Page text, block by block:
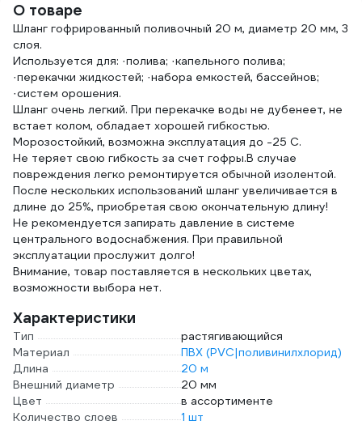
О товаре
Шланг гофрированный поливочный 20 м, диаметр 20 мм, 3
слоя.
Используется для: ·полива; ·капельного полива;
·перекачки жидкостей; ·набора емкостей, бассейнов;
·систем орошения.
Шланг очень легкий. При перекачке воды не дубенеет, не
встает колом, обладает хорошей гибкостью.
Морозостойкий, возможна эксплуатация до -25 С.
Не теряет свою гибкость за счет гофры.В случае
повреждения легко ремонтируется обычной изолентой.
После нескольких использований шланг увеличивается в
длине до 25%, приобретая свою окончательную длину!
Не рекомендуется запирать давление в системе
центрального водоснабжения. При правильной
эксплуатации прослужит долго!
Внимание, товар поставляется в нескольких цветах,
возможности выбора нет.
Характеристики
Тип
растягивающийся
Материал
ПВХ (PVC|поливинилхлорид)
Длина
20 м
Внешний диаметр
20 мм
Цвет
в ассортименте
Количество слоев
1 шт